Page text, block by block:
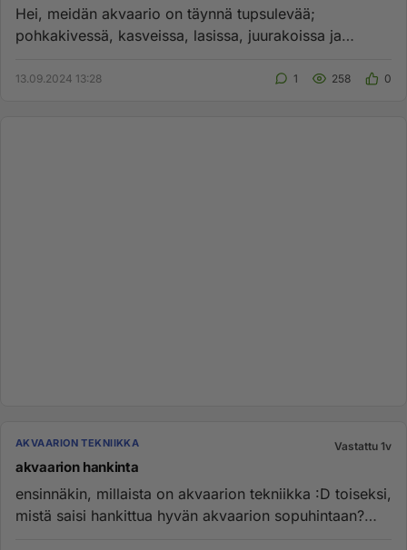
Hei, meidän akvaario on täynnä tupsulevää;
pohkakivessä, kasveissa, lasissa, juurakoissa ja
13.09.2024 13:28 1 258 0
AKVAARION TEKNIIKKA Vastattu 1v
akvaarion hankinta
ensinnäkin, millaista on akvaarion tekniikka :D toiseksi,
mistä saisi hankittua hyvän akvaarion sopuhintaan?